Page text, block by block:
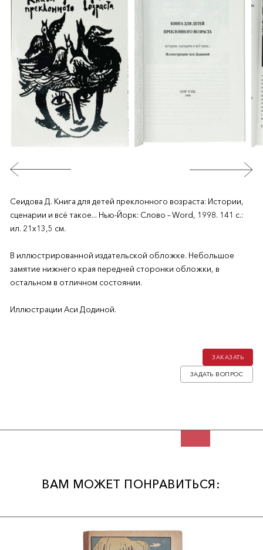
Сеидова Д. Книга для детей преклонного возраста: Истории,
сценарии и всё такое... Нью-Йорк: Слово – Word, 1998. 141 с.:
ил. 21х13,5 см.
В иллюстрированной издательской обложке. Небольшое
замятие нижнего края передней сторонки обложки, в
остальном в отличном состоянии.
Иллюстрации Аси Додиной.
ЗАДАТЬ ВОПРОС
ЗАКАЗАТЬ
ВАМ МОЖЕТ ПОНРАВИТЬСЯ: